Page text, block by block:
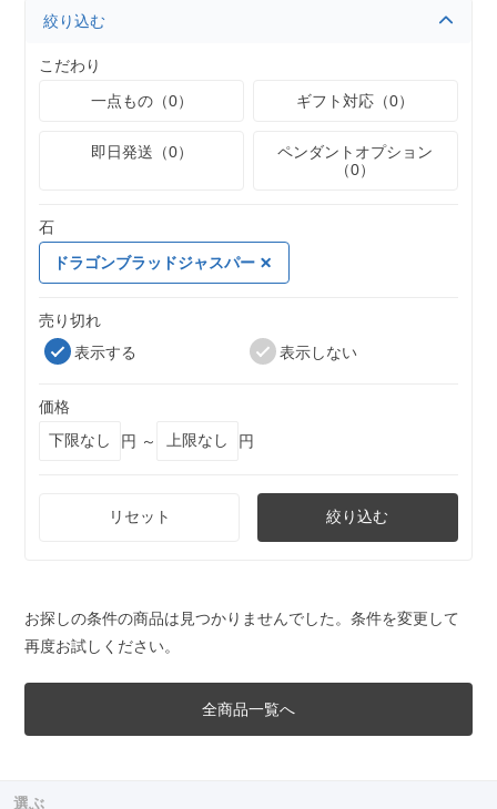
絞り込む
こだわり
一点もの（0）
ギフト対応（0）
即日発送（0）
ペンダントオプション
（0）
石
ドラゴンブラッドジャスパー
売り切れ
表示する
表示しない
価格
円 ～
円
リセット 絞り込む
お探しの条件の商品は見つかりませんでした。条件を変更して
再度お試しください。
全商品一覧へ
選ぶ